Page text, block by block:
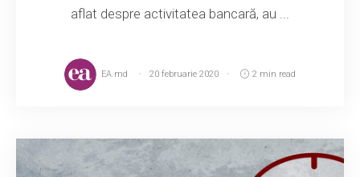
aflat despre activitatea bancară, au ...
EA.md 20 februarie 2020 2 min read